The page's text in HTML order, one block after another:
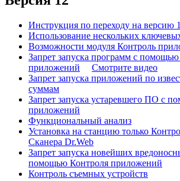
Инструкция по переходу на версию
Использование нескольких
Возможности модуля Контроль
Запрет запуска программ с
приложений
Смотрите видео
Запрет запуска приложений по
суммам
Запрет запуска устаревшего ПО с
приложений
Функциональный анализ
Установка на станцию только
Сканера Dr.Web
Запрет запуска новейших
помощью Контроля приложений
Контроль съемных устройств